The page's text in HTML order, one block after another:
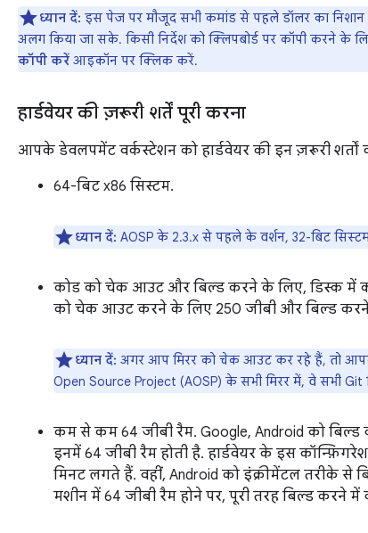
ध्यान दें: इस पेज पर मौजूद सभी कमांड से पहले डॉलर का निशान
अलग किया जा सके. किसी निर्देश को क्लिपबोर्ड पर कॉपी करने के
कॉपी करें आइकॉन पर क्लिक करें.
हार्डवेयर की ज़रूरी शर्तें पूरी करना
आपके डेवलपमेंट वर्कस्टेशन को हार्डवेयर की इन ज़रूरी शर्तों
64-बिट x86 सिस्टम.
ध्यान दें: AOSP के 2.3.x से पहले के वर्शन, 32-बिट
कोड को चेक आउट और बिल्ड करने के लिए, डिस्क में
को चेक आउट करने के लिए 250 जीबी और बिल्ड
ध्यान दें: अगर आप मिरर को चेक आउट कर रहे हैं, तो
Open Source Project (AOSP) के सभी मिरर में, वे सभी Git
कम से कम 64 जीबी रैम. Google, Android को बिल्ड
इनमें 64 जीबी रैम होती है. हार्डवेयर के इस
मिनट लगते हैं. वहीं, Android को इंक्रीमेंटल तरीके
मशीन में 64 जीबी रैम होने पर, पूरी तरह बिल्ड करने